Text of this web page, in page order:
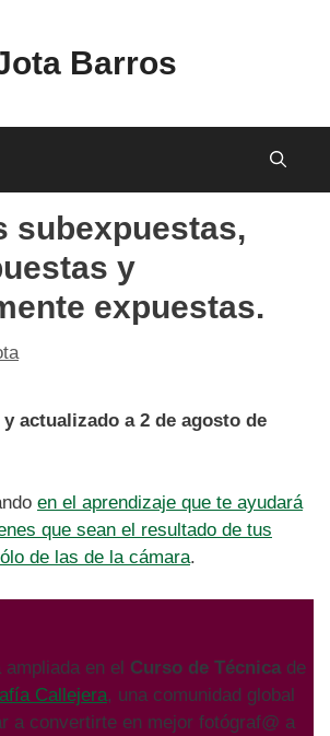
Barros
subexpuestas,
y
expuestas.
actualizado a 2 de agosto de
en el aprendizaje que te ayudará
que sean el resultado de tus
de las de la cámara.
en el Curso de Técnicade
Callejera, una comunidad global
a convertirte en mejor fotógraf@ a